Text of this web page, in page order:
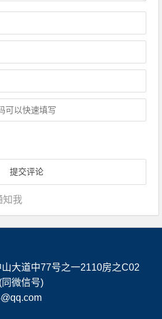
知我
大道中77号之一2110房之C02
微信号)